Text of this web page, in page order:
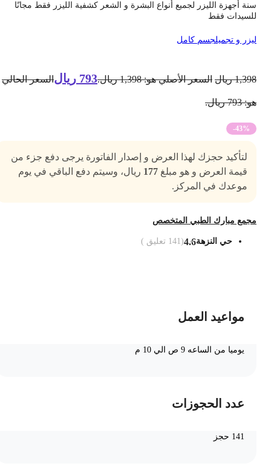
أجهزة الليزر لجميع أنواع البشرة و الشعر كشفية الليزر فقط مجانًا
فقط
و تجميلجسم كامل
ريال السعر الأصلي هو: 1,398 ريال. 793 ريال السعر الحالي
-43%
لتأكيد حجزك لهذا العرض و إصدار الفاتورة يرجى دفع جزء من
قيمة العرض و هو مبلغ177 ريال، وسيتم دفع الباقي في يوم
موعدك في المركز.
مبارك الطبي المتخصص
حي النزهة4.6
(
141تعليق )
مواعيد العمل
يوميا من الساعه 9 ص الي 10 م
عدد الحجوزات